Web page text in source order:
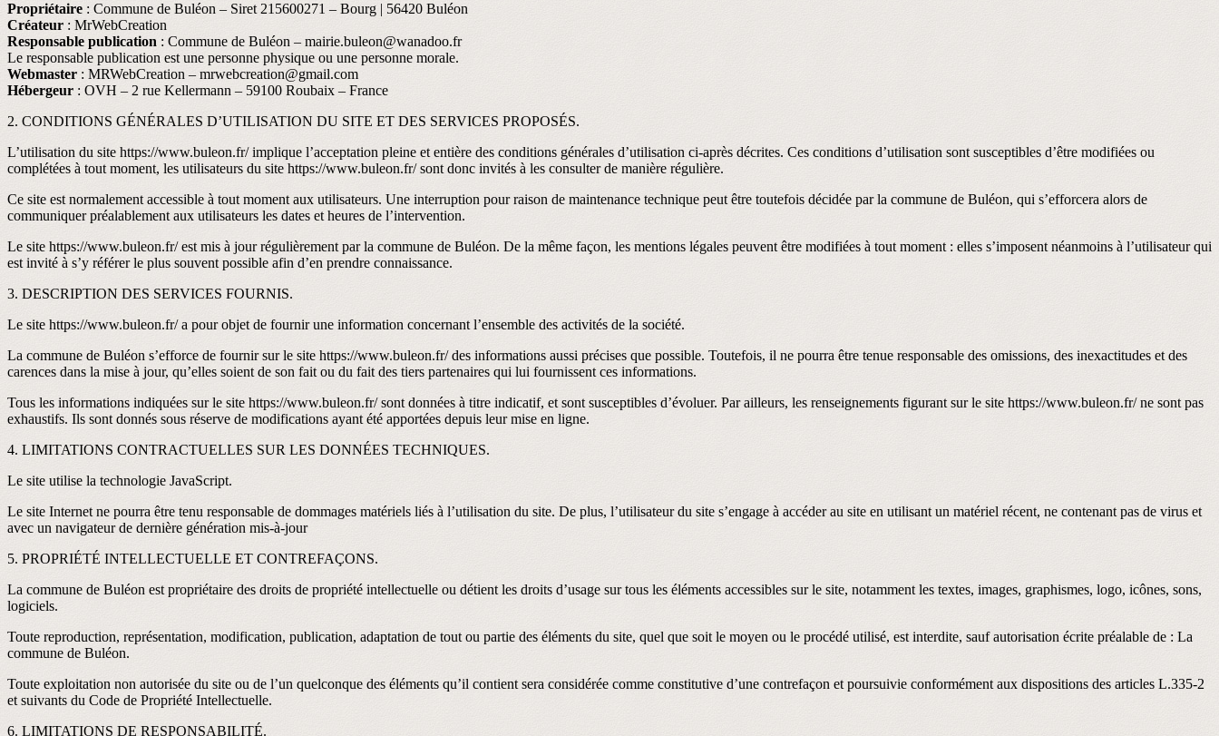
Propriétaire : Commune de Buléon – Siret 215600271 – Bourg | 56420 Buléon
Créateur : MrWebCreation
Responsable publication : Commune de Buléon – mairie.buleon@wanadoo.fr
Le responsable publication est une personne physique ou une personne morale.
Webmaster : MRWebCreation – mrwebcreation@gmail.com
Hébergeur : OVH – 2 rue Kellermann – 59100 Roubaix – France
2. CONDITIONS GÉNÉRALES D’UTILISATION DU SITE ET DES SERVICES PROPOSÉS.
L’utilisation du site https://www.buleon.fr/ implique l’acceptation pleine et entière des conditions générales d’utilisation ci-après décrites. Ces conditions d’utilisation sont susceptibles d’être modifiées ou
complétées à tout moment, les utilisateurs du site https://www.buleon.fr/ sont donc invités à les consulter de manière régulière.
Ce site est normalement accessible à tout moment aux utilisateurs. Une interruption pour raison de maintenance technique peut être toutefois décidée par la commune de Buléon, qui s’efforcera alors de
communiquer préalablement aux utilisateurs les dates et heures de l’intervention.
Le site https://www.buleon.fr/ est mis à jour régulièrement par la commune de Buléon. De la même façon, les mentions légales peuvent être modifiées à tout moment : elles s’imposent néanmoins à l’utilisateur qui
est invité à s’y référer le plus souvent possible afin d’en prendre connaissance.
3. DESCRIPTION DES SERVICES FOURNIS.
Le site https://www.buleon.fr/ a pour objet de fournir une information concernant l’ensemble des activités de la société.
La commune de Buléon s’efforce de fournir sur le site https://www.buleon.fr/ des informations aussi précises que possible. Toutefois, il ne pourra être tenue responsable des omissions, des inexactitudes et des
carences dans la mise à jour, qu’elles soient de son fait ou du fait des tiers partenaires qui lui fournissent ces informations.
Tous les informations indiquées sur le site https://www.buleon.fr/ sont données à titre indicatif, et sont susceptibles d’évoluer. Par ailleurs, les renseignements figurant sur le site https://www.buleon.fr/ ne sont pas
exhaustifs. Ils sont donnés sous réserve de modifications ayant été apportées depuis leur mise en ligne.
4. LIMITATIONS CONTRACTUELLES SUR LES DONNÉES TECHNIQUES.
Le site utilise la technologie JavaScript.
Le site Internet ne pourra être tenu responsable de dommages matériels liés à l’utilisation du site. De plus, l’utilisateur du site s’engage à accéder au site en utilisant un matériel récent, ne contenant pas de virus et
avec un navigateur de dernière génération mis-à-jour
5. PROPRIÉTÉ INTELLECTUELLE ET CONTREFAÇONS.
La commune de Buléon est propriétaire des droits de propriété intellectuelle ou détient les droits d’usage sur tous les éléments accessibles sur le site, notamment les textes, images, graphismes, logo, icônes, sons,
logiciels.
Toute reproduction, représentation, modification, publication, adaptation de tout ou partie des éléments du site, quel que soit le moyen ou le procédé utilisé, est interdite, sauf autorisation écrite préalable de : La
commune de Buléon.
Toute exploitation non autorisée du site ou de l’un quelconque des éléments qu’il contient sera considérée comme constitutive d’une contrefaçon et poursuivie conformément aux dispositions des articles L.335-2
et suivants du Code de Propriété Intellectuelle.
6. LIMITATIONS DE RESPONSABILITÉ.